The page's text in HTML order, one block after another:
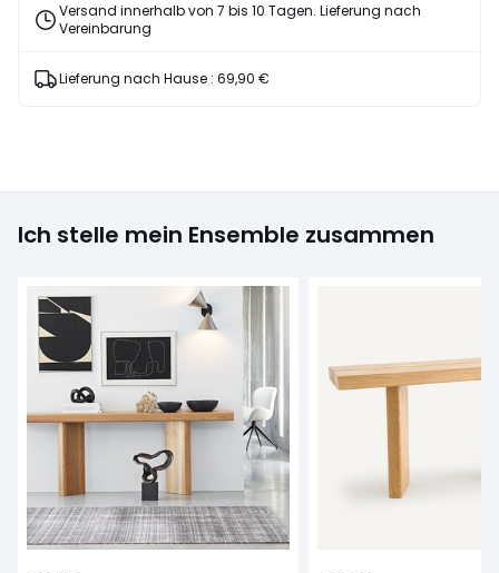
Versand innerhalb von 7 bis 10 Tagen. Lieferung nach
Vereinbarung
Lieferung nach Hause : 69,90 €
Ich stelle mein Ensemble zusammen